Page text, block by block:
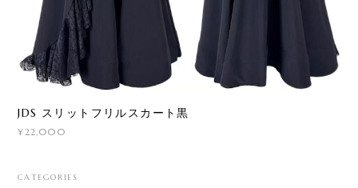
JDS スリットフリルスカート黒
¥22,000
CATEGORIES